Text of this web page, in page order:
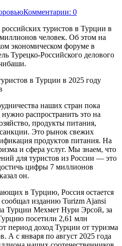
Комментарии: 0
туристов в Турции в
человек. Об этом на
экономическом форуме в
Турецко-Российского делового
наших стран пока
распространить это на
продукты питания,
Это рынок свежих
продуктов питания. На
и сфера услуг. Мы знаем, что
для туристов из России — это
цифры 7 миллионов
он.
в Турцию, Россия остается
изданию Turizm Ajansi
Турции Мехмет Нури Эрсой, за
посетили 2,61 млн
период доход Турции от туризма
А с января по август 2025 года